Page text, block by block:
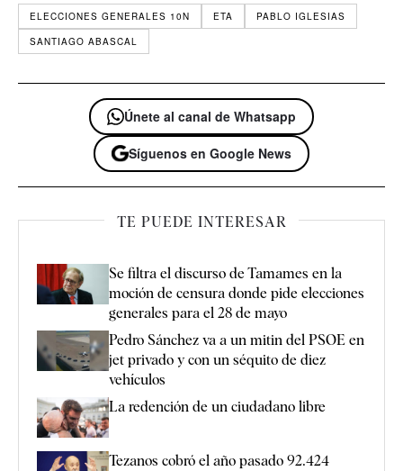
ELECCIONES GENERALES 10N ETA
PABLO IGLESIAS
SANTIAGO ABASCAL
Únete al canal de Whatsapp
Síguenos en Google News
TE PUEDE INTERESAR
Se filtra el discurso de Tamames en la
moción de censura donde pide elecciones
generales para el 28 de mayo
Pedro Sánchez va a un mitin del PSOE en
jet privado y con un séquito de diez
vehículos
La redención de un ciudadano libre
Tezanos cobró el año pasado 92.424